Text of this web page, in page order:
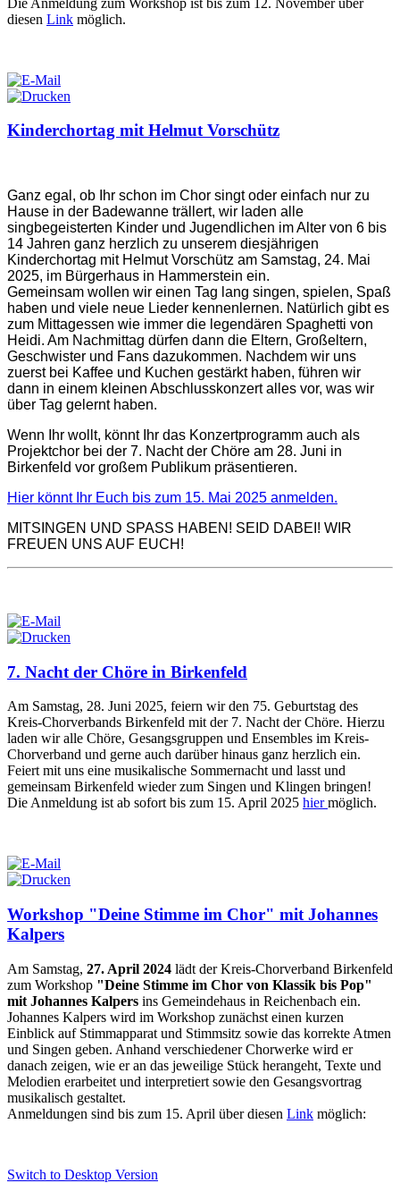
diesen Link möglich.
Kinderchortag mit Helmut Vorschütz
Ganz egal, ob Ihr schon im Chor singt oder einfach nur zu
Hause in der Badewanne trällert, wir laden alle
singbegeisterten Kinder und Jugendlichen im Alter von 6 bis
14 Jahren ganz herzlich zu unserem diesjährigen
Kinderchortag mit Helmut Vorschütz am Samstag, 24. Mai
2025, im Bürgerhaus in Hammerstein ein.
Gemeinsam wollen wir einen Tag lang singen, spielen, Spaß
haben und viele neue Lieder kennenlernen. Natürlich gibt es
zum Mittagessen wie immer die legendären Spaghetti von
Heidi. Am Nachmittag dürfen dann die Eltern, Großeltern,
Geschwister und Fans dazukommen. Nachdem wir uns
zuerst bei Kaffee und Kuchen gestärkt haben, führen wir
dann in einem kleinen Abschlusskonzert alles vor, was wir
über Tag gelernt haben.
Wenn Ihr wollt, könnt Ihr das Konzertprogramm auch als
Projektchor bei der 7. Nacht der Chöre am 28. Juni in
Birkenfeld vor großem Publikum präsentieren.
Hier könnt Ihr Euch bis zum 15. Mai 2025 anmelden.
MITSINGEN UND SPASS HABEN! SEID DABEI! WIR
FREUEN UNS AUF EUCH!
7. Nacht der Chöre in Birkenfeld
Am Samstag, 28. Juni 2025, feiern wir den 75. Geburtstag des
Kreis-Chorverbands Birkenfeld mit der 7. Nacht der Chöre. Hierzu
laden wir alle Chöre, Gesangsgruppen und Ensembles im Kreis-
Chorverband und gerne auch darüber hinaus ganz herzlich ein.
Feiert mit uns eine musikalische Sommernacht und lasst und
gemeinsam Birkenfeld wieder zum Singen und Klingen bringen!
Die Anmeldung ist ab sofort bis zum 15. April 2025 hiermöglich.
Workshop "Deine Stimme im Chor" mit Johannes
Kalpers
Am Samstag, 27. April 2024 lädt der Kreis-Chorverband Birkenfeld
zum Workshop "Deine Stimme im Chor von Klassik bis Pop"
mit Johannes Kalpers ins Gemeindehaus in Reichenbach ein.
Johannes Kalpers wird im Workshop zunächst einen kurzen
Einblick auf Stimmapparat und Stimmsitz sowie das korrekte Atmen
und Singen geben. Anhand verschiedener Chorwerke wird er
danach zeigen, wie er an das jeweilige Stück herangeht, Texte und
Melodien erarbeitet und interpretiert sowie den Gesangsvortrag
musikalisch gestaltet.
Anmeldungen sind bis zum 15. April über diesen Link möglich:
Switch to Desktop Version